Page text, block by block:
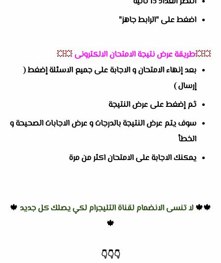
اضغط على "الرابط جاهز"
💥💥طريقة عرض نتيجة الامتحان الالكترونى💥💥
بعد إنهاء الامتحان و الاجابة على جميع الاسئلة إضغط (
إرسال )
ثم إضغط على عرض النتيجة
سوف يتم عرض النتيجة بالدرجات و عرض الاجابات الصحيحة و
الخطأ
يمكنك الاجابة على الامتحان اكثر من مرة
🍁🍁 لا تنسى الانضمام لقناة التليجرام لكي يصلك كل جديد 🍁
🍁
👇
👇
👇